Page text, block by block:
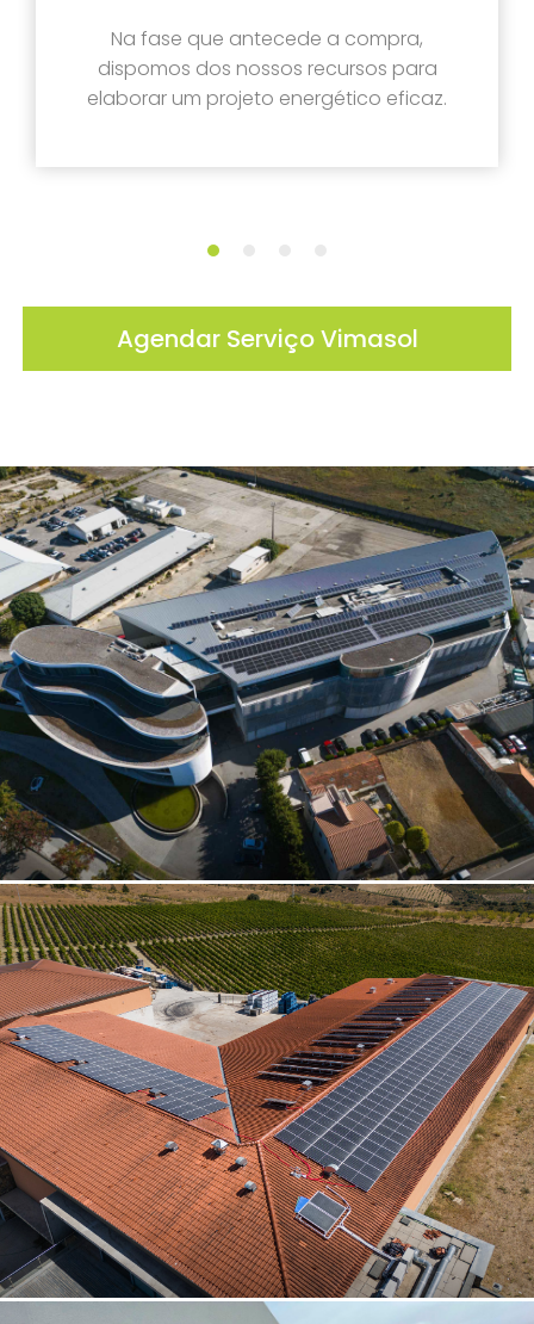
Na fase que antecede a compra,
dispomos dos nossos recursos para
elaborar um projeto energético eficaz.
Agendar Serviço Vimasol